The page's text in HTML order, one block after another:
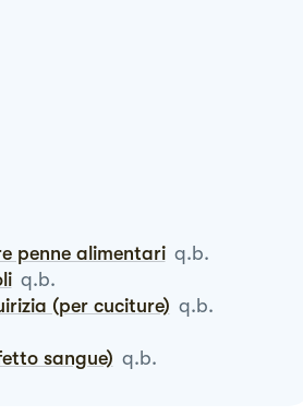
penne alimentari q.b.
q.b.
(per cuciture) q.b.
sangue) q.b.